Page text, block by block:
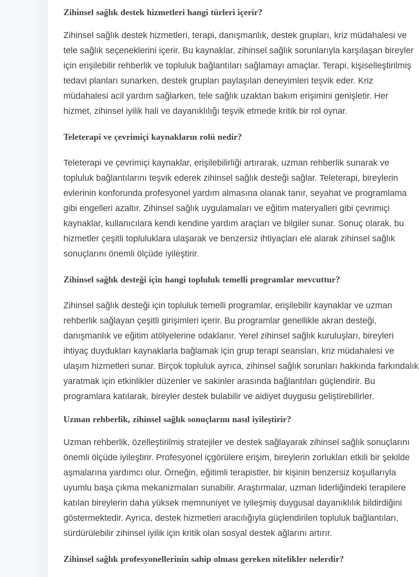
Zihinsel sağlık destek hizmetleri hangi türleri içerir?
Zihinsel sağlık destek hizmetleri, terapi, danışmanlık, destek grupları, kriz müdahalesi ve
tele sağlık seçeneklerini içerir. Bu kaynaklar, zihinsel sağlık sorunlarıyla karşılaşan bireyler
için erişilebilir rehberlik ve topluluk bağlantıları sağlamayı amaçlar. Terapi, kişiselleştirilmiş
tedavi planları sunarken, destek grupları paylaşılan deneyimleri teşvik eder. Kriz
müdahalesi acil yardım sağlarken, tele sağlık uzaktan bakım erişimini genişletir. Her
hizmet, zihinsel iyilik hali ve dayanıklılığı teşvik etmede kritik bir rol oynar.
Teleterapi ve çevrimiçi kaynakların rolü nedir?
Teleterapi ve çevrimiçi kaynaklar, erişilebilirliği artırarak, uzman rehberlik sunarak ve
topluluk bağlantılarını teşvik ederek zihinsel sağlık desteği sağlar. Teleterapi, bireylerin
evlerinin konforunda profesyonel yardım almasına olanak tanır, seyahat ve programlama
gibi engelleri azaltır. Zihinsel sağlık uygulamaları ve eğitim materyalleri gibi çevrimiçi
kaynaklar, kullanıcılara kendi kendine yardım araçları ve bilgiler sunar. Sonuç olarak, bu
hizmetler çeşitli topluluklara ulaşarak ve benzersiz ihtiyaçları ele alarak zihinsel sağlık
sonuçlarını önemli ölçüde iyileştirir.
Zihinsel sağlık desteği için hangi topluluk temelli programlar mevcuttur?
Zihinsel sağlık desteği için topluluk temelli programlar, erişilebilir kaynaklar ve uzman
rehberlik sağlayan çeşitli girişimleri içerir. Bu programlar genellikle akran desteği,
danışmanlık ve eğitim atölyelerine odaklanır. Yerel zihinsel sağlık kuruluşları, bireyleri
ihtiyaç duydukları kaynaklarla bağlamak için grup terapi seansları, kriz müdahalesi ve
ulaşım hizmetleri sunar. Birçok topluluk ayrıca, zihinsel sağlık sorunları hakkında farkındalık
yaratmak için etkinlikler düzenler ve sakinler arasında bağlantıları güçlendirir. Bu
programlara katılarak, bireyler destek bulabilir ve aidiyet duygusu geliştirebilirler.
Uzman rehberlik, zihinsel sağlık sonuçlarını nasıl iyileştirir?
Uzman rehberlik, özelleştirilmiş stratejiler ve destek sağlayarak zihinsel sağlık sonuçlarını
önemli ölçüde iyileştirir. Profesyonel içgörülere erişim, bireylerin zorlukları etkili bir şekilde
aşmalarına yardımcı olur. Örneğin, eğitimli terapistler, bir kişinin benzersiz koşullarıyla
uyumlu başa çıkma mekanizmaları sunabilir. Araştırmalar, uzman liderliğindeki terapilere
katılan bireylerin daha yüksek memnuniyet ve iyileşmiş duygusal dayanıklılık bildirdiğini
göstermektedir. Ayrıca, destek hizmetleri aracılığıyla güçlendirilen topluluk bağlantıları,
sürdürülebilir zihinsel iyilik için kritik olan sosyal destek ağlarını artırır.
Zihinsel sağlık profesyonellerinin sahip olması gereken nitelikler nelerdir?